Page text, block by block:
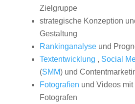
Zielgruppe
strategische Konzeption
Gestaltung
Rankinganalyseund
Textentwicklung , Social
(SMM) und
Fotografien und Videos mit
Fotografen